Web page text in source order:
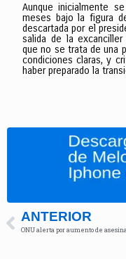
Aunque inicialmente
meses bajo la figura
descartada por el
salida de la excanciller
que no se trata de una
condiciones claras, y
haber preparado la
ANTERIOR